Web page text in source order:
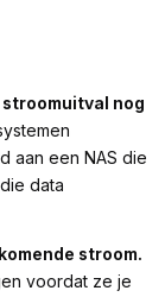
nog
aan een NAS die
data
stroom.
voordat ze je